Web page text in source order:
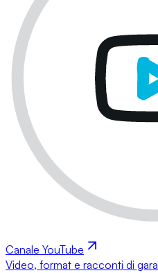
Canale YouTube
Video, format e racconti di gara